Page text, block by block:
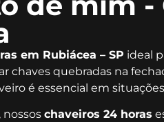
em Rubiácea – SP ideal
chaves quebradas na
é essencial em
nossos chaveiros 24 horas